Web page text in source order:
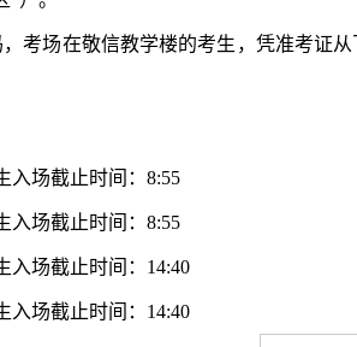
考场在敬信教学楼的考生，凭准考证
入场截止时间：8:55
入场截止时间：8:55
入场截止时间：14:40
入场截止时间：14:40